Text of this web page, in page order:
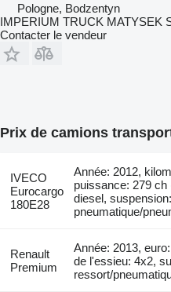
Pologne, Bodzentyn
IMPERIUM TRUCK MATYSEK
Contacter le vendeur
Prix de camions
IVECO
Eurocargo
180E28
Année: 2012,
puissance: 279
diesel, suspension:
pneumatique/
Renault
Premium
Année: 2013,
de l'essieu: 4x2,
ressort/